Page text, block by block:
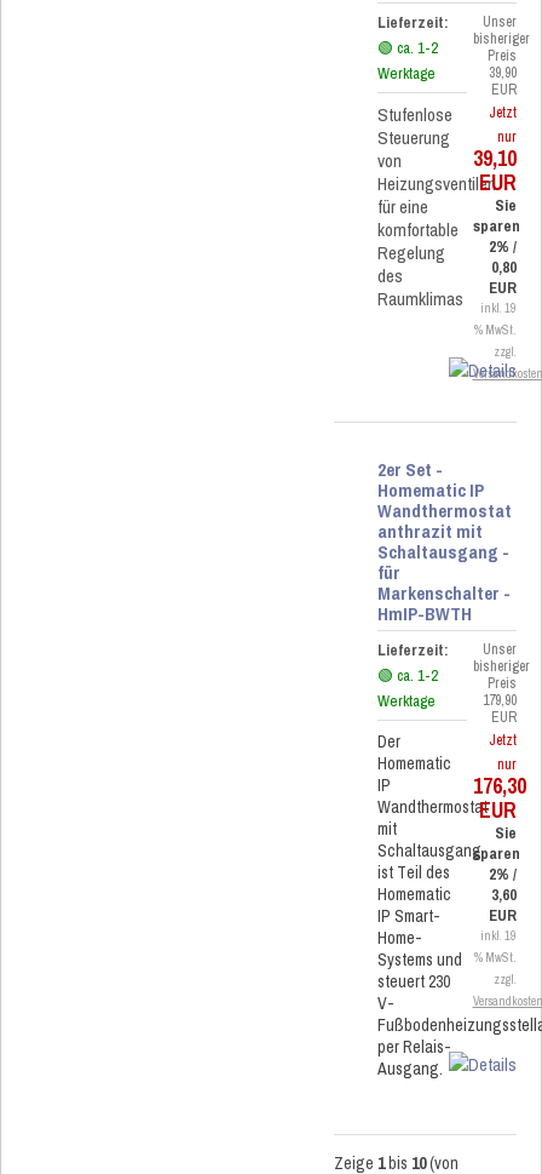
Lieferzeit:
🟢 ca. 1-2
Werktage
Stufenlose
Steuerung
von
Heizungsventilen
für eine
komfortable
Regelung
des
Raumklimas
Unser
bisheriger
Preis
39,90
EUR
Jetzt
nur
39,10
EUR
Sie
sparen
2% /
0,80
EUR
inkl. 19
% MwSt.
zzgl.
Versandkosten
2er Set -
Homematic IP
Wandthermostat
anthrazit mit
Schaltausgang -
für
Markenschalter -
HmIP-BWTH
Lieferzeit:
🟢 ca. 1-2
Werktage
Der
Homematic
IP
Wandthermostat
mit
Schaltausgang
ist Teil des
Homematic
IP Smart-
Home-
Systems und
steuert 230
V-
per Relais-
Ausgang.
Unser
bisheriger
Preis
179,90
EUR
Jetzt
nur
176,30
EUR
Sie
sparen
2% /
3,60
EUR
inkl. 19
% MwSt.
zzgl.
Versandkosten
Zeige 1bis 10(von